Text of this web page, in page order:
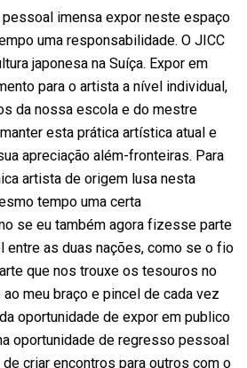
pessoal imensa expor neste espaço
uma responsabilidade. O JICC
japonesa na Suíça. Expor em
para o artista a nível individual,
da nossa escola e do mestre
esta prática artística atual e
apreciação além-fronteiras. Para
artista de origem lusa nesta
tempo uma certa
se eu também agora fizesse parte
as duas nações, como se o fio
que nos trouxe os tesouros no
meu braço e pincel de cada vez
oportunidade de expor em publico
oportunidade de regresso pessoal
criar encontros para outros com o